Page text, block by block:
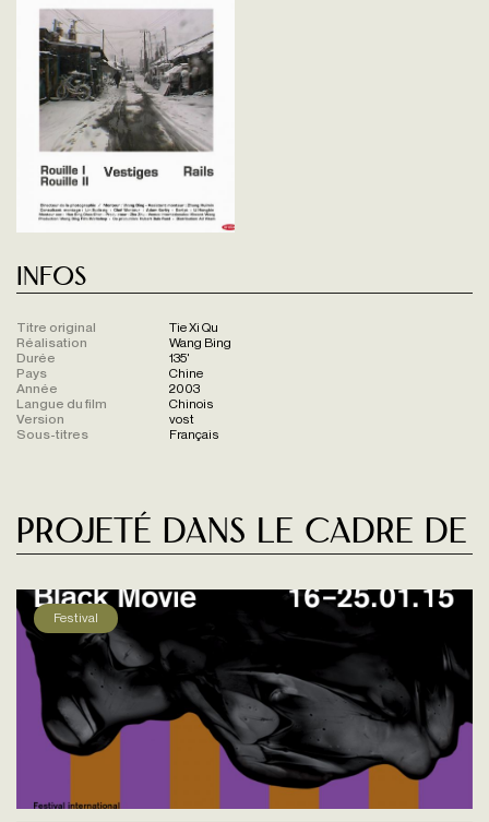
Infos
Titre original
Tie Xi Qu
Réalisation
Wang Bing
Durée
135'
Pays
Chine
Année
2003
Langue du film
Chinois
Version
vost
Sous-titres
Français
Projeté dans le cadre de
Festival